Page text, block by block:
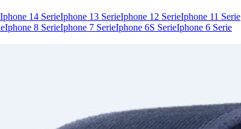
Iphone 14 SerieIphone 13 SerieIphone 12 SerieIphone 11 Serie
Iphone 8 SerieIphone 7 SerieIphone 6S SerieIphone 6 Serie